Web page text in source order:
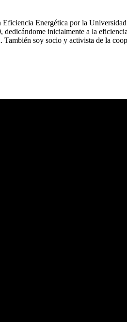
Energética por la
inicialmente a la
soy socio y activista de la